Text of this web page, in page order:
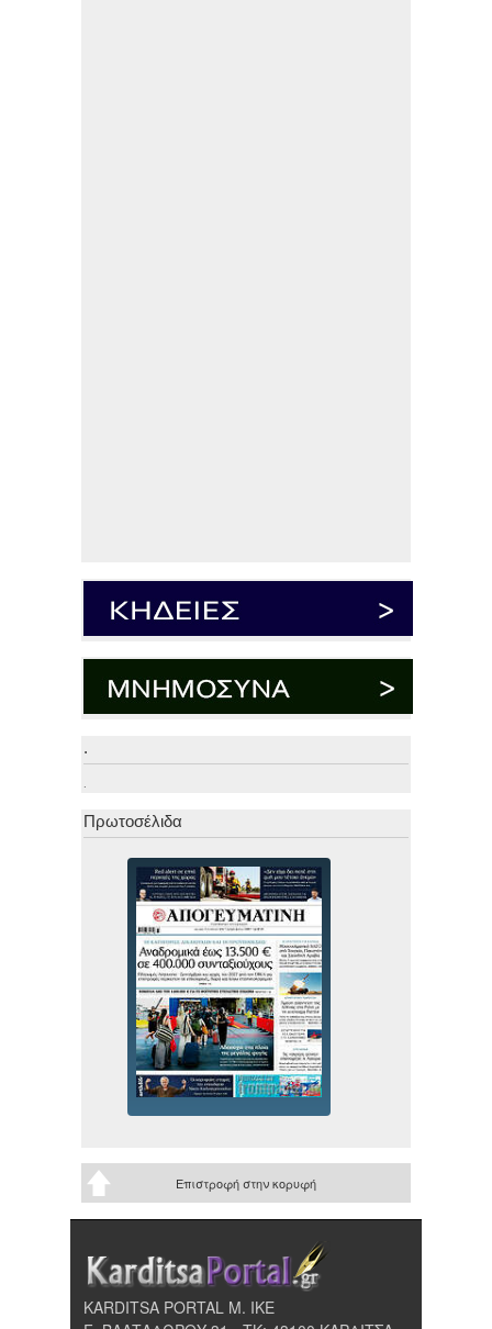
.
.
Πρωτοσέλιδα
Επιστροφή στην κορυφή
KARDITSA PORTAL Μ. ΙΚΕ